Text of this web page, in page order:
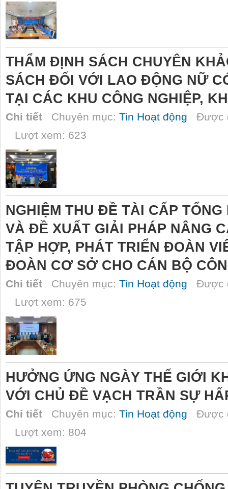
THẨM ĐỊNH SÁCH CHUYÊN
SÁCH ĐỐI VỚI LAO ĐỘNG NỮ
TẠI CÁC KHU CÔNG NGHIỆP,
Chi tiết Chuyên mục: Tin Hoạt động Được
Lượt xem: 623
NGHIỆM THU ĐỀ TÀI CẤP
VÀ ĐỀ XUẤT GIẢI PHÁP NÂNG
TẬP HỢP, PHÁT TRIỂN ĐOÀN
ĐOÀN CƠ SỞ CHO CÁN BỘ
Chi tiết Chuyên mục: Tin Hoạt động Được
Lượt xem: 675
HƯỞNG ỨNG NGÀY THẾ GIỚI
VỚI CHỦ ĐỀ VẠCH TRẦN SỰ
Chi tiết Chuyên mục: Tin Hoạt động Được
Lượt xem: 804